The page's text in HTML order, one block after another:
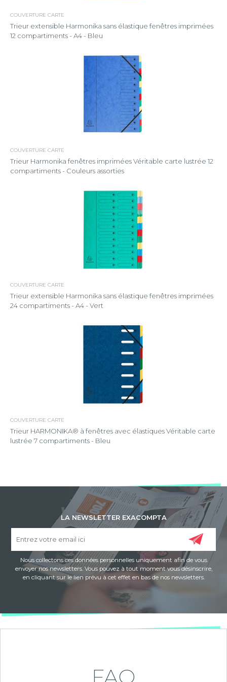
COUVERTURE CARTE
Trieur extensible Harmonika sans élastique fenêtres imprimées
12 compartiments - A4 - Bleu
COUVERTURE CARTE
Trieur Harmonika fenêtres imprimées Véritable carte lustrée 12
compartiments - Couleurs assorties
COUVERTURE CARTE
Trieur extensible Harmonika sans élastique fenêtres imprimées
24 compartiments - A4 - Vert
COUVERTURE CARTE
Trieur HARMONIKA® à fenêtres avec élastiques Véritable carte
lustrée 7 compartiments - Bleu
LA NEWSLETTER EXACOMPTA
Nous collectons ces données personnelles uniquement afin de vous
envoyer nos newsletters. Vous pouvez à tout moment vous désinscrire,
en cliquant sur le lien prévu à cet effet en bas de nos newsletters.
FAQ